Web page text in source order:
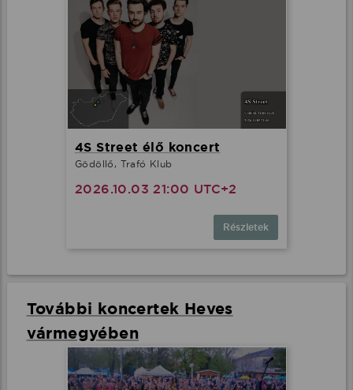
4S Street élő koncert
Gödöllő, Trafó Klub
2026.10.03 21:00 UTC+2
Részletek
További koncertek Heves
vármegyében